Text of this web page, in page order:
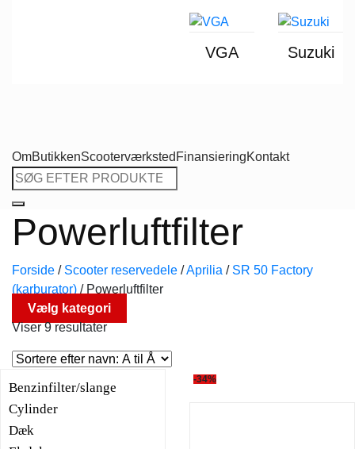
VGA Suzuki
OmButikkenScooterværksted FinansieringKontakt
Søg
efter:
Powerluftfilter
Forside / Scooter reservedele /Aprilia / SR 50 Factory
(karburator) /Powerluftfilter
Vælg kategori
Viser 9 resultater
Benzinfilter/slange
Cylinder
Dæk
-34%